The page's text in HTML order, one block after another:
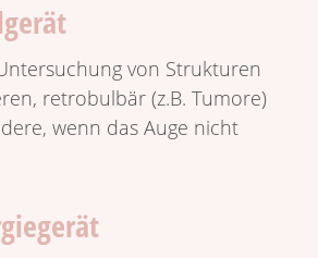
von Struk­turen
retro­bulbär (z.B. Tumore)
wenn das Auge nicht